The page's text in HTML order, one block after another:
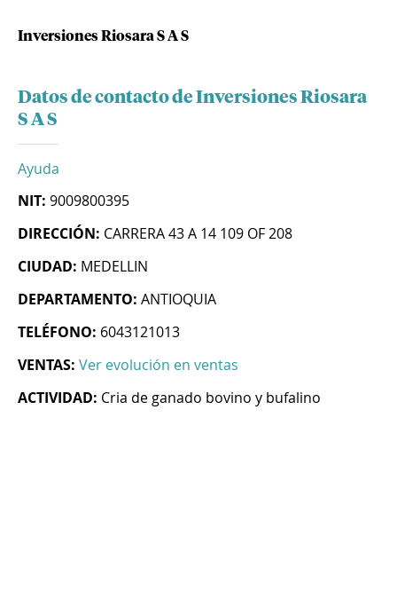
Inversiones Riosara S A S
Datos de contacto de Inversiones Riosara
S A S
Ayuda
NIT: 9009800395
DIRECCIÓN: CARRERA 43 A 14 109 OF 208
CIUDAD: MEDELLIN
DEPARTAMENTO: ANTIOQUIA
TELÉFONO: 6043121013
VENTAS: Ver evolución en ventas
ACTIVIDAD: Cria de ganado bovino y bufalino